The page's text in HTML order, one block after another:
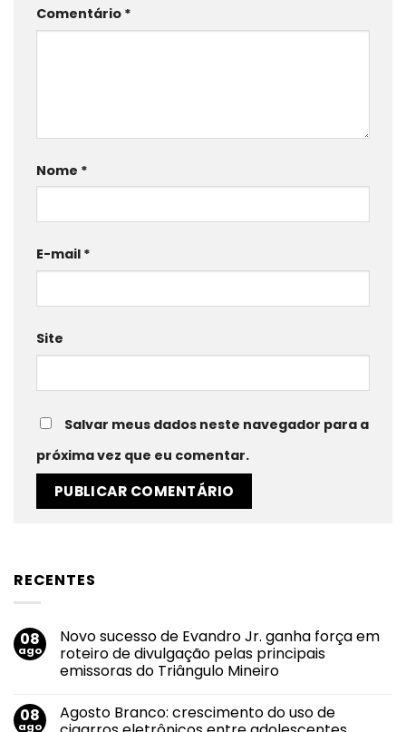
Comentário *
Nome *
E-mail *
Site
Salvar meus dados neste navegador para a
próxima vez que eu comentar.
RECENTES
08
ago
Novo sucesso de Evandro Jr. ganha força em
roteiro de divulgação pelas principais
emissoras do Triângulo Mineiro
em
Novo
08
ago
Agosto Branco: crescimento do uso de